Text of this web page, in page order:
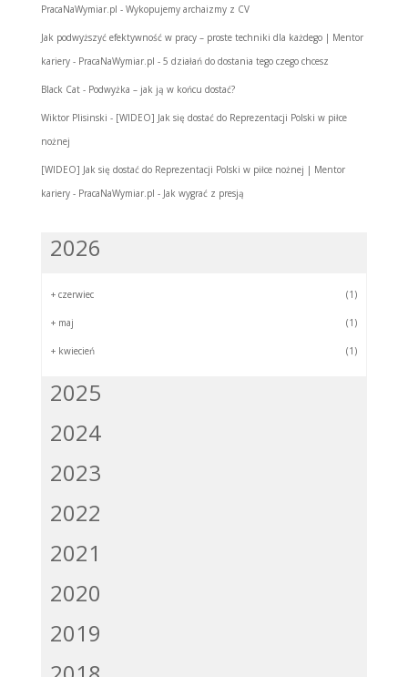
PracaNaWymiar.pl - Wykopujemy archaizmy z CV
Jak podwyższyć efektywność w pracy – proste techniki dla każdego | Mentor
kariery - PracaNaWymiar.pl - 5 działań do dostania tego czego chcesz
Black Cat- Podwyżka – jak ją w końcu dostać?
Wiktor Plisinski - [WIDEO] Jak się dostać do Reprezentacji Polski w piłce
nożnej
[WIDEO] Jak się dostać do Reprezentacji Polski w piłce nożnej | Mentor
kariery - PracaNaWymiar.pl - Jak wygrać z presją
2026
+ czerwiec (1)
+ maj (1)
+ kwiecień (1)
2025
2024
2023
2022
2021
2020
2019